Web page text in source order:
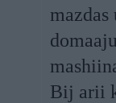
Bij arii